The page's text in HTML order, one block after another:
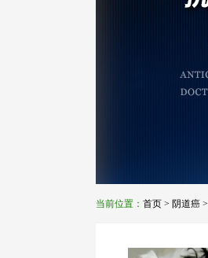
当前位置： 首页> 阴道癌>